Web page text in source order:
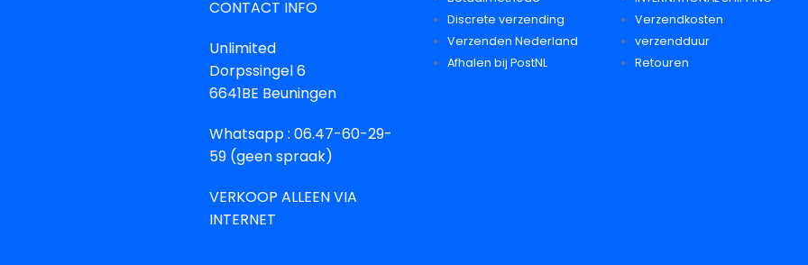
CONTACT INFO
Unlimited
Dorpssingel 6
6641BE Beuningen
Whatsapp : 06.47-60-29-
59 (geen spraak)
VERKOOP ALLEEN VIA
INTERNET
Discrete verzending
Verzenden Nederland
Afhalen bij PostNL
Verzendkosten
verzendduur
Retouren